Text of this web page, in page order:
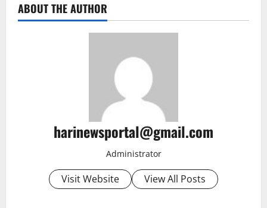
ABOUT THE AUTHOR
harinewsportal@gmail.com
Administrator
Visit Website View All Posts